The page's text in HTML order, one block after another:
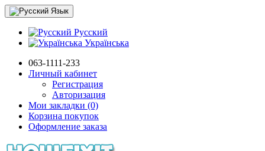
Язык
Русский
Українська
063-1111-233
Личный кабинет
Регистрация
Авторизация
Мои закладки (0)
Корзина покупок
Оформление заказа